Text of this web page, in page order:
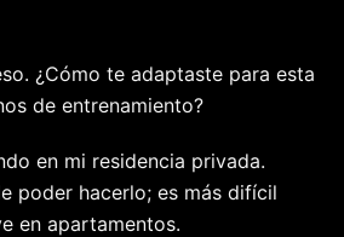
¿Cómo te adaptaste para esta
de entrenamiento?
en mi residencia privada.
poder hacerlo; es más difícil
en apartamentos.